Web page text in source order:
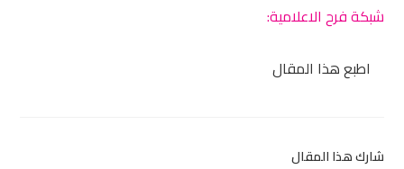
شبكة فرح الاعلامية:
اطبع هذا المقال
شارك هذا المقال